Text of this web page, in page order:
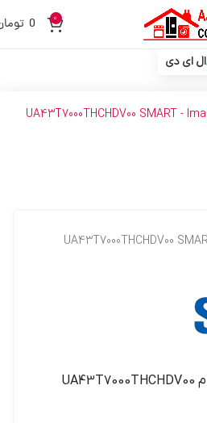
0
0
ال ای دی
ال اي دي 43 اينچ سام UA43T7000THCHDV00